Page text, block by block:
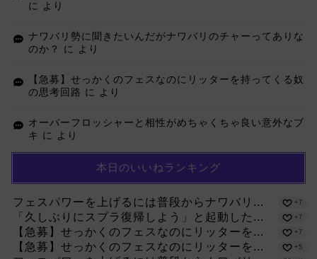
に より
ナワバリ勢に聞きたいんだがナワバリのチャーってありな
のか？
に より
【急募】せっかくのフェスなのにリッターを持ってくる奴
の思考回路 に より
オーバーフロッシャーと相性がめちゃくちゃ良い意外なブ
キ に より
本日のいいねランキング
フェスパワーを上げるには普段からナワバリ... +7
「久しぶりにスプラ復帰しよう」と起動した... +7
【急募】せっかくのフェスなのにリッターを... +7
【急募】せっかくのフェスなのにリッターを... +5